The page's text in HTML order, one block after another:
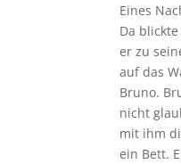
Eines
Da
er zu
auf das
Bruno.
nicht
mit ihm
ein Bett.